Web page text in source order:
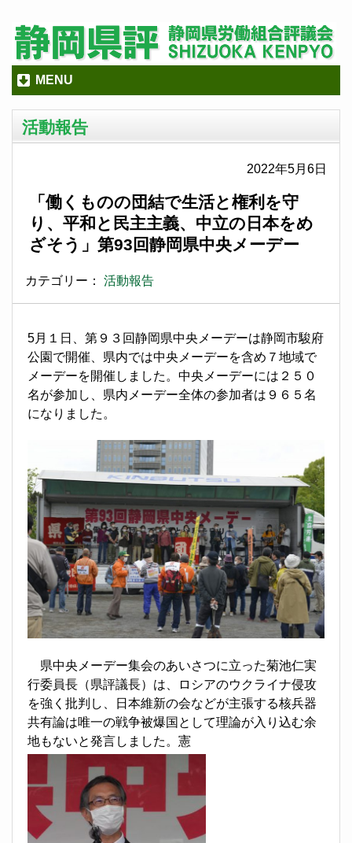
MENU
活動報告
2022年5月6日
「働くものの団結で生活と権利を守
り、平和と民主主義、中立の日本をめ
ざそう」第93回静岡県中央メーデー
カテゴリー： 活動報告
5月１日、第９３回静岡県中央メーデーは静岡市駿府
公園で開催、県内では中央メーデーを含め７地域で
メーデーを開催しました。中央メーデーには２５０
名が参加し、県内メーデー全体の参加者は９６５名
になりました。
県中央メーデー集会のあいさつに立った菊池仁実
行委員長（県評議長）は、ロシアのウクライナ侵攻
を強く批判し、日本維新の会などが主張する核兵器
共有論は唯一の戦争被爆国として理論が入り込む余
地もないと発言しました。憲